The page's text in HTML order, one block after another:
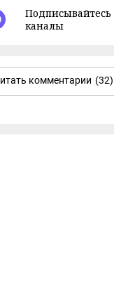
каналы
комментарии (32)